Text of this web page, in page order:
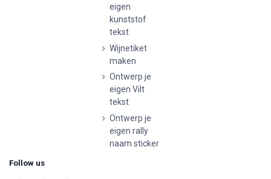
eigen
kunststof
tekst
Wijnetiket
maken
Ontwerp je
eigen Vilt
tekst
Ontwerp je
eigen rally
naam sticker
Follow us